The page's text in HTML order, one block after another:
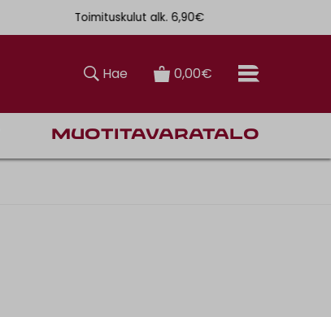
Toimituskulut alk. 6,90€
Hae 0,00€
Muotitavaratalo